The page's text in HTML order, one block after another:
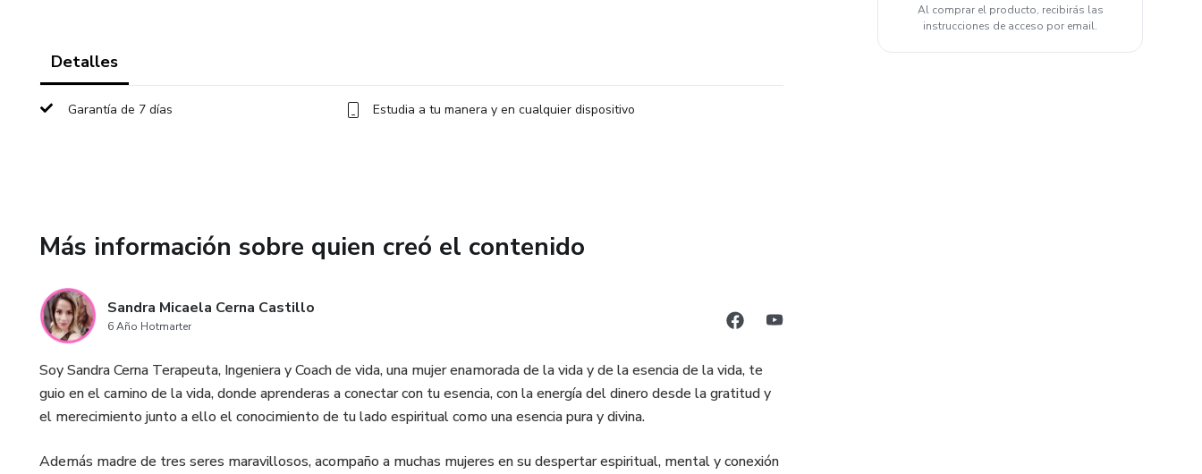
Sandy Cerna
Detalles
Garantía de 7 días Estudia a tu manera y en cualquier dispositivo
Más información sobre quien creó el contenido
Sandra Micaela Cerna Castillo
6 Año Hotmarter
Soy Sandra Cerna Terapeuta, Ingeniera y Coach de vida, una mujer enamorada de la vida y de la esencia de la vida, te
guio en el camino de la vida, donde aprenderas a conectar con tu esencia, con la energía del dinero desde la gratitud y
el merecimiento junto a ello el conocimiento de tu lado espiritual como una esencia pura y divina.
Además madre de tres seres maravillosos, acompaño a muchas mujeres en su despertar espiritual, mental y conexión
Al comprar el producto, recibirás las
instrucciones de acceso por email.